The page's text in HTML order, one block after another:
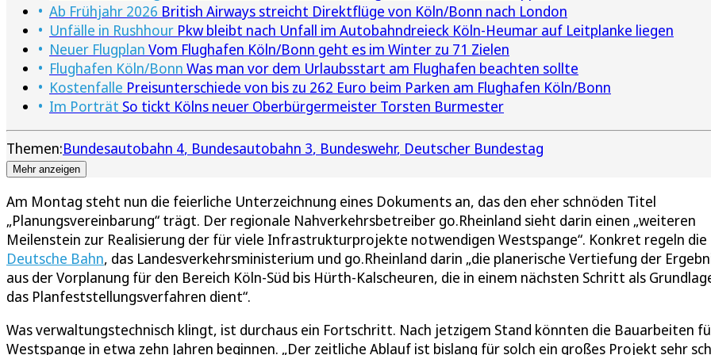
Ab Frühjahr 2026 British Airways streicht Direktflüge von Köln/Bonn nach London
Unfälle in Rushhour Pkw bleibt nach Unfall im Autobahndreieck Köln-Heumar auf Leitplanke liegen
Neuer Flugplan Vom Flughafen Köln/Bonn geht es im Winter zu 71 Zielen
Flughafen Köln/Bonn Was man vor dem Urlaubsstart am Flughafen beachten sollte
Kostenfalle Preisunterschiede von bis zu 262 Euro beim Parken am Flughafen Köln/Bonn
Im Porträt So tickt Kölns neuer Oberbürgermeister Torsten Burmester
Themen:Bundesautobahn 4 Bundesautobahn 3 Bundeswehr Deutscher Bundestag
Mehr anzeigen
Am Montag steht nun die feierliche Unterzeichnung eines Dokuments an, das den eher schnöden Titel
„Planungsvereinbarung“ trägt. Der regionale Nahverkehrsbetreiber go.Rheinland sieht darin einen „weiteren
Meilenstein zur Realisierung der für viele Infrastrukturprojekte notwendigen Westspange“. Konkret regeln die
Deutsche Bahn, das Landesverkehrsministerium und go.Rheinland darin „die planerische Vertiefung der
aus der Vorplanung für den Bereich Köln-Süd bis Hürth-Kalscheuren, die in einem nächsten Schritt als
das Planfeststellungsverfahren dient“.
Was verwaltungstechnisch klingt, ist durchaus ein Fortschritt. Nach jetzigem Stand könnten die Bauarbeiten
Westspange in etwa zehn Jahren beginnen. „Der zeitliche Ablauf ist bislang für solch ein großes Projekt sehr